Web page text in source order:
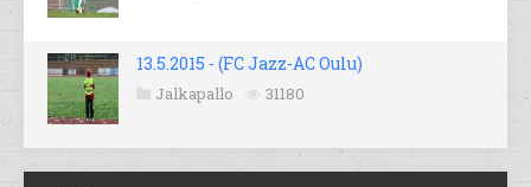
13.5.2015 - (FC Jazz-AC Oulu)
Jalkapallo 31180